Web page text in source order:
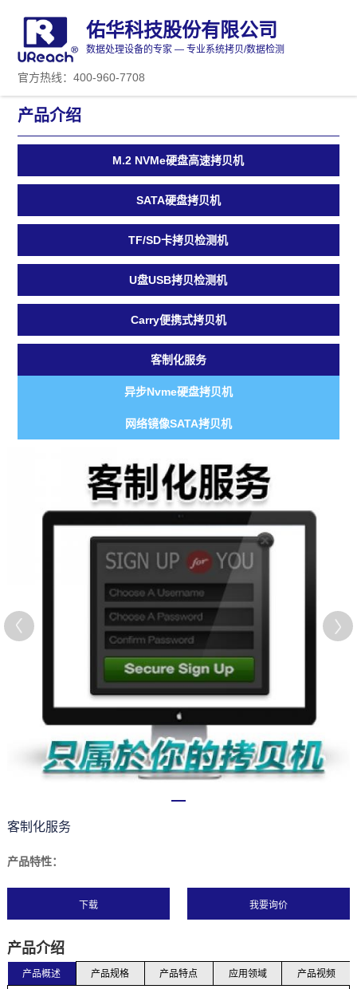
佑华科技股份有限公司
数据处理设备的专家 — 专业系统拷贝/数据检测
官方热线：400-960-7708
产品介绍
M.2 NVMe硬盘高速拷贝机
SATA硬盘拷贝机
TF/SD卡拷贝检测机
U盘USB拷贝检测机
Carry便携式拷贝机
客制化服务
异步Nvme硬盘拷贝机
网络镜像SATA拷贝机
客制化服务
产品特性：
下载
产品介绍
产品概述 产品规格 产品特点 应用领域 产品视频